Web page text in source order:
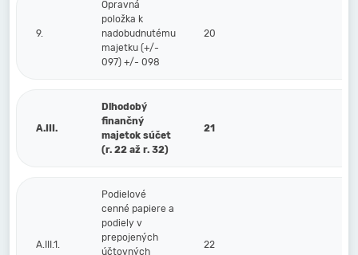
9.
Opravná
položka k
nadobudnutému
majetku (+/-
097) +/- 098
20
A.III.
Dlhodobý
finančný
majetok súčet
(r. 22 až r. 32)
21
A.III.1.
Podielové
cenné papiere a
podiely v
prepojených
účtovných
22